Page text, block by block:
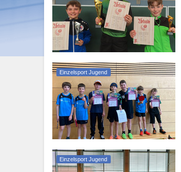
Einzelsport Jugend
Einzelsport Jugend